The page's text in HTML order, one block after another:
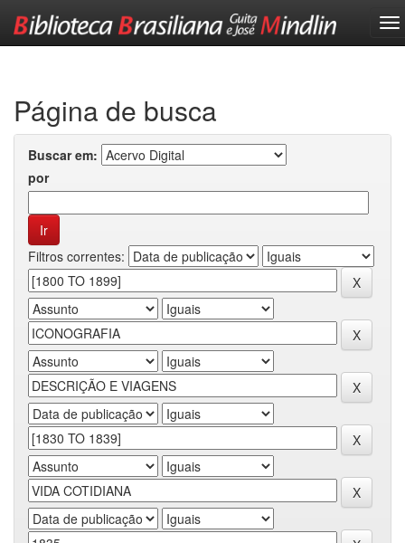
Página de busca
Buscar em:
por
Filtros correntes: